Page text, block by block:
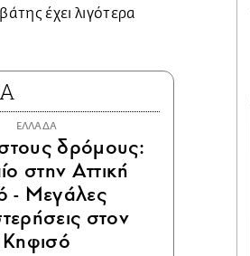
έχει λιγότερα
ΕΛΛΑΔΑ
δρόμους:
στην Αττική
- Μεγάλες
στον
Κηφισό